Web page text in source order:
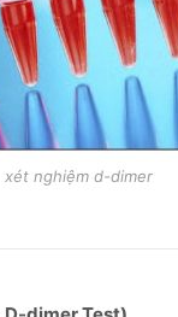
xét nghiệm d-dimer